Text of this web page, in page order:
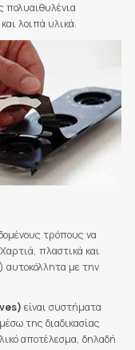
λοιπά υλικά.
τρόπους να
πλαστικά και
αυτοκόλλητα με την
είναι συστήματα
της διαδικασίας
αποτέλεσμα, δηλαδή